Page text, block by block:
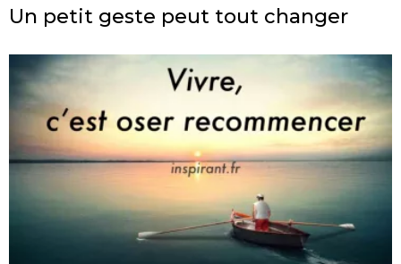
Un petit geste peut tout changer